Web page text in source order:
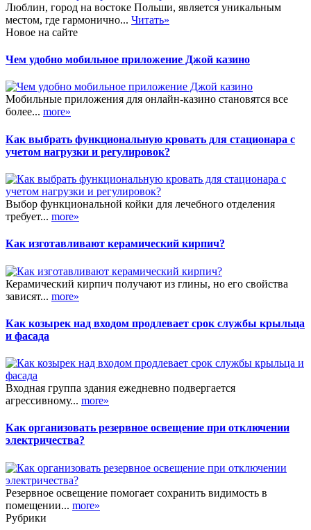
Люблин, город на востоке Польши, является уникальным
местом, где гармонично... Читать»
Новое на сайте
Чем удобно мобильное приложение Джой казино
Мобильные приложения для онлайн-казино становятся все
более... more»
Как выбрать функциональную кровать для стационара с
учетом нагрузки и регулировок?
Выбор функциональной койки для лечебного отделения
требует... more»
Как изготавливают керамический кирпич?
Керамический кирпич получают из глины, но его свойства
зависят... more»
Как козырек над входом продлевает срок службы крыльца
и фасада
Входная группа здания ежедневно подвергается
агрессивному... more»
Как организовать резервное освещение при отключении
электричества?
Резервное освещение помогает сохранить видимость в
помещении... more»
Рубрики